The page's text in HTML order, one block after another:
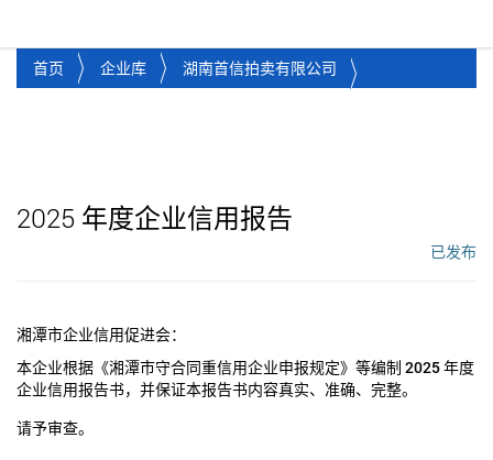
首页 企业库 湖南首信拍卖有限公司
2025 年度企业信用报告
已发布
湘潭市企业信用促进会：
本企业根据《湘潭市守合同重信用企业申报规定》等编制 2025年度
企业信用报告书，并保证本报告书内容真实、准确、完整。
请予审查。